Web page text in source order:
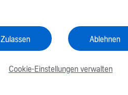
Zulassen Ablehnen
Cookie-Einstellungen verwalten